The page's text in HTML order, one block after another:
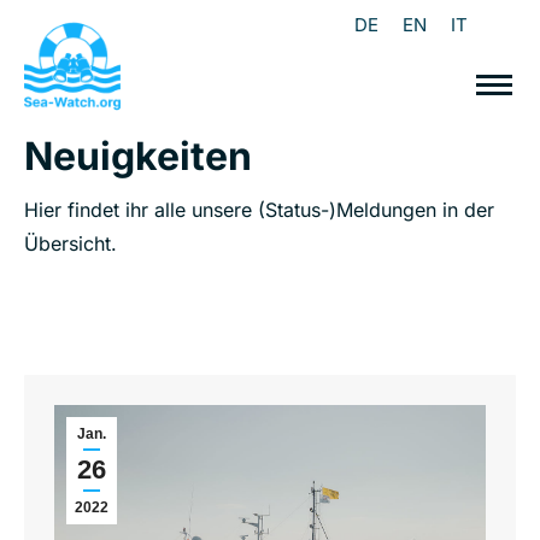
DE EN IT
Neuigkeiten
Hier findet ihr alle unsere (Status-)Meldungen in der
Übersicht.
Jan.
26
2022